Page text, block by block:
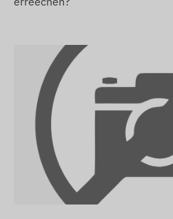
an dem Netzwierk vun de
néideg. Dës garantéieren
d'Iwwerdroung op den
an den Zentralsystem. Den
kommunizéiert iwwer
enger (austauschbarer) SIM-
Betribsregiounen
4G: Europa, Noen Osten,
Weltwäit